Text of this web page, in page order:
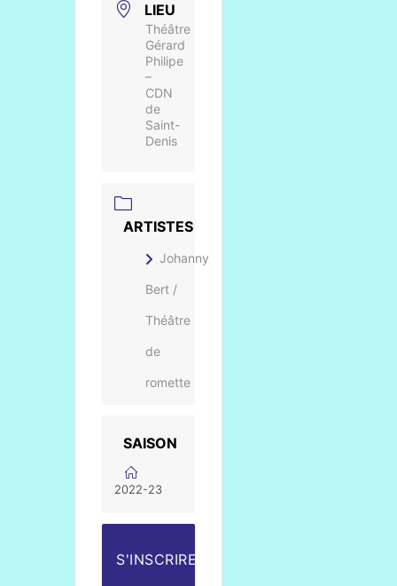
LIEU
Théâtre
Gérard
Philipe
–
CDN
de
Saint-
Denis
ARTISTES
Johanny
Bert /
Théâtre
de
romette
SAISON
2022-23
S'INSCRIRE